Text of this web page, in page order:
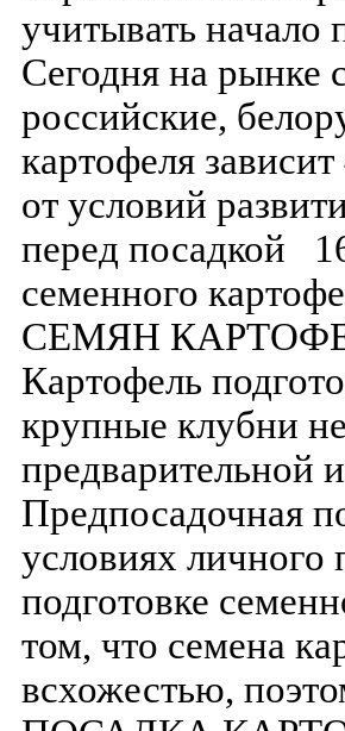
учитывать начало
Сегодня на рынке
российские,
картофеля
от условий
перед посадкой
семенного
СЕМЯН
Картофель
крупные клубни
предварительной
Предпосадочная
условиях личного
подготовке
том, что семена
всхожестью,